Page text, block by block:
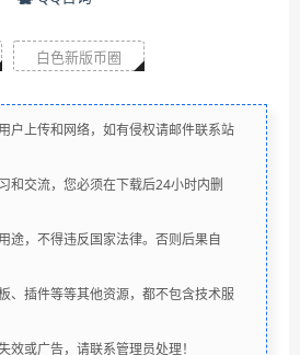
白色新版币圈
户上传和网络，如有侵权请邮件联系站
和交流，您必须在下载后24小时内删
途，不得违反国家法律。否则后果自
、插件等等其他资源，都不包含技术服
效或广告，请联系管理员处理！